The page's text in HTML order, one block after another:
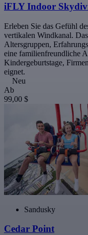
iFLY Indoor
Erleben Sie das Gefühl
vertikalen Windkanal.
Altersgruppen,
eine familienfreundliche
Kindergeburtstage,
eignet.
Neu
Ab
99,00 $
Sandusky
Cedar Point